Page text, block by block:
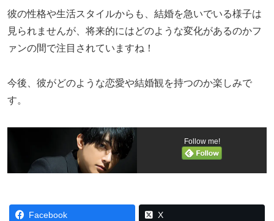
彼の性格や生活スタイルからも、結婚を急いでいる様子は
見られませんが、将来的にはどのような変化があるのかフ
ァンの間で注目されていますね！
今後、彼がどのような恋愛や結婚観を持つのか楽しみで
す。
Follow me!
Facebook X